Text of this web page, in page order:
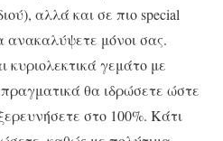
αλλά και σε πιο special
ανακαλύψετε μόνοι σας.
κυριολεκτικά γεμάτο με
θα ιδρώσετε ώστε
στο 100%. Κάτι